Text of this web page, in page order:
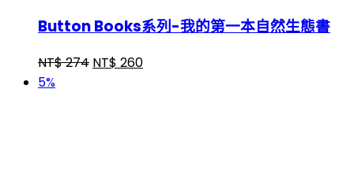
Button Books系列-我的第一本自然生態書
NT$274 NT$ 260
5%